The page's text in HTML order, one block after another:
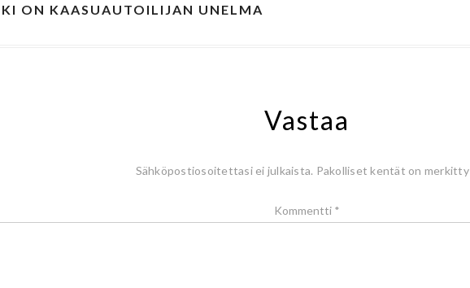
ON KAASUAUTOILIJAN UNELMA
Vastaa
Sähköpostiosoitettasi ei julkaista. Pakolliset kentät on merkitty
Kommentti *